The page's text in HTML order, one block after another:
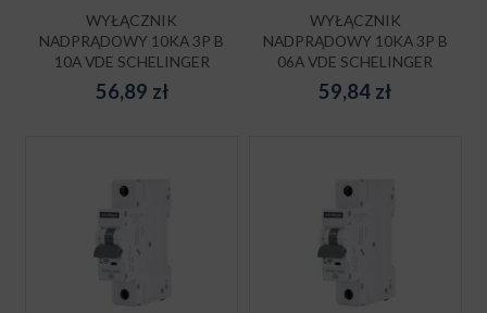
WYŁĄCZNIK
NADPRĄDOWY 10KA 3P B
10A VDE SCHELINGER
56,89 zł
WYŁĄCZNIK
NADPRĄDOWY 10KA 3P B
06A VDE SCHELINGER
59,84 zł